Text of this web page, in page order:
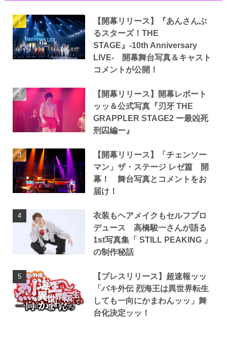
【開幕リリース】『あんさんぶ
るスターズ！THE
STAGE』-10th Anniversary
LIVE- 開幕舞台写真＆キャスト
コメントが公開！
【開幕リリース】開幕レポート
ッッ＆公式写真『刃牙 THE
GRAPPLER STAGE2 ー最凶死
刑囚編ー』
【開幕リリース】「チェンソー
マン」ザ・ステージ レゼ篇 開
幕！ 舞台写真とコメントをお
届け！
衣装もヘアメイクもセルフプロ
デュース 高橋駿一さんが語る
1st写真集「 STILL PEAKING 」
の制作秘話
【プレスリリース】超速報ッッ
「バキ外伝 烈海王は異世界転生
しても一向にかまわんッッ」舞
台化決定ッッ！